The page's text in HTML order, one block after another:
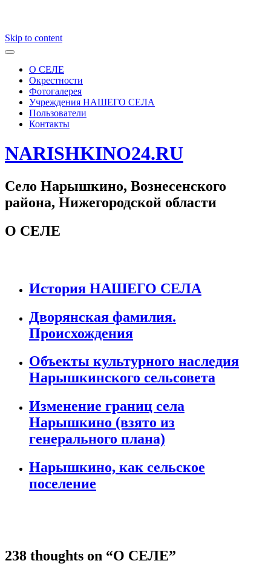
Skip to content
О СЕЛЕ
Окрестности
Фотогалерея
Учреждения НАШЕГО СЕЛА
Пользователи
Контакты
NARISHKINO24.RU
Село Нарышкино, Вознесенского
района, Нижегородской области
О СЕЛЕ
История НАШЕГО СЕЛА
Дворянская фамилия.
Происхождения
Объекты культурного наследия
Нарышкинского сельсовета
Изменение границ села
Нарышкино (взято из
генерального плана)
Нарышкино, как сельское
поселение
238 thoughts on “О СЕЛЕ”